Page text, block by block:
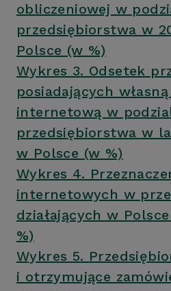
obliczeniowej w
przedsiębiorstwa w
Polsce (w %)
Wykres 3. Odsetek
posiadających
internetową w
przedsiębiorstwa w
w Polsce (w %)
Wykres 4.
internetowych w
działających w
%)
Wykres 5.
i otrzymujące